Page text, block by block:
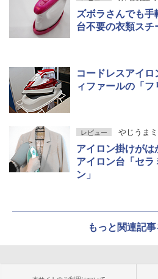
ズボラさんでも
台不要の衣類スチ
コードレスアイ
ィファールの「フ
レビュー やじうま
アイロン掛けがは
アイロン台「セラ
ン」
もっと関連記